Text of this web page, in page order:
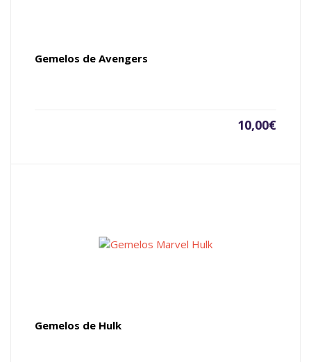
Gemelos de Avengers
10,00€
Gemelos de Hulk